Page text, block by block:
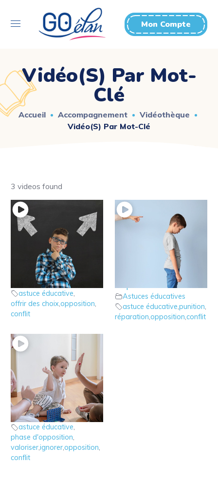
Mon Compte
Vidéo(s) Par Mot-
Clé
Accueil Accompagnement
Vidéothèque
Vidéo(s) Par Mot-Clé
3 videos found
6 – Astuce éducative:
Offrir des choix
Astuces éducatives
astuce éducative,
offrir des choix,opposition,
conflit
5 – Astuce éducative:
Astuces éducatives
astuce éducative,punition,
réparation,opposition,conflit
4 – Astuce éducative :
Ignorer – Valoriser
Astuces éducatives
astuce éducative,
phase d'opposition,
valoriser,ignorer,opposition,
conflit